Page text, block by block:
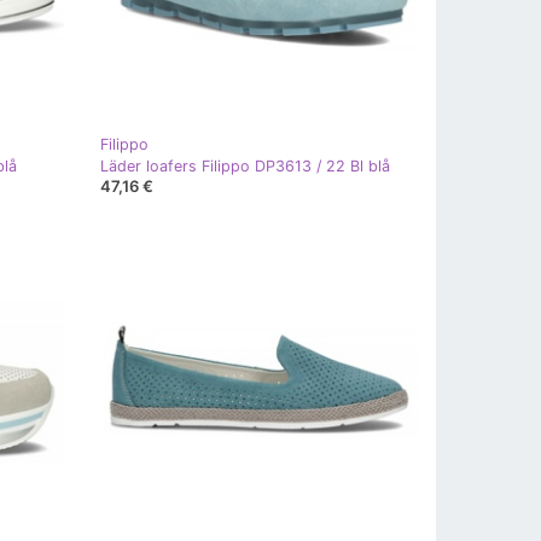
Filippo
Läder loafers Filippo DP3613 / 22 Bl blå
47,16 €